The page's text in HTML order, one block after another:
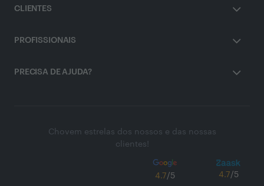
CLIENTES
PROFISSIONAIS
PRECISA DE AJUDA?
Chovem estrelas dos nossos e das nossas
clientes!
4.7/5 4.7/5